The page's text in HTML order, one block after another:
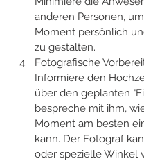
anderen Personen,
Moment persönlich
zu gestalten.
Fotografische
Informiere den
über den geplanten
bespreche mit ihm,
Moment am besten
kann. Der Fotograf
oder spezielle Winkel